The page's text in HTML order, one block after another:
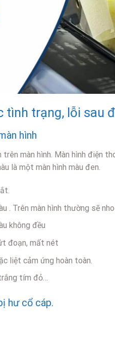
tình trạng, lỗi sau
hình
màn hình. Màn hình điện
là một màn hình màu đen.
. Trên màn hình thường sẽ
không đều
đoạn, mất nét
liệt cảm ứng hoàn toàn.
tím đỏ…
hư cổ cáp.